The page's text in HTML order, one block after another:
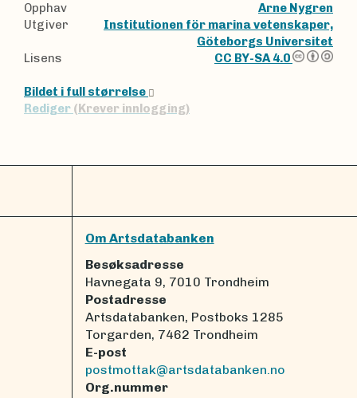
Opphav
Arne Nygren
Utgiver
Institutionen för marina vetenskaper,
Göteborgs Universitet
Lisens
CC BY-SA 4.0
Bildet i full størrelse
Rediger (Krever innlogging)
Om Artsdatabanken
Besøksadresse
Havnegata 9, 7010 Trondheim
Postadresse
Artsdatabanken, Postboks 1285
Torgarden, 7462 Trondheim
E-post
postmottak@artsdatabanken.no
Org.nummer